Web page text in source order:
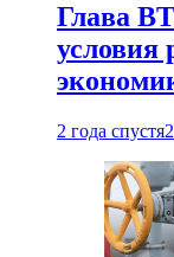
Глава
условия
2 года спустя